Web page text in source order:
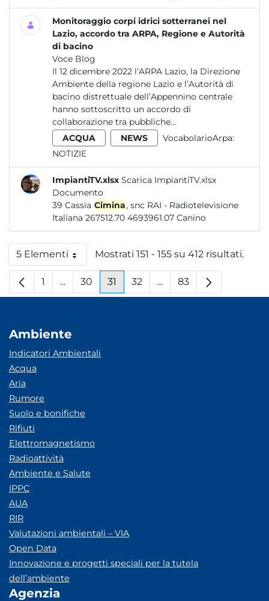
Monitoraggio corpi idrici sotterranei nel
Lazio, accordo tra ARPA, Regione e Autorità
di bacino
Voce Blog
Il 12 dicembre 2022 l’ARPA Lazio, la Direzione
Ambiente della regione Lazio e l’Autorità di
bacino distrettuale dell’Appennino centrale
hanno sottoscritto un accordo di
collaborazione tra pubbliche...
ACQUA
NEWS
VocabolarioArpa:
NOTIZIE
ImpiantiTV.xlsx Scarica ImpiantiTV.xlsx
Documento
39 Cassia Cimina, snc RAI - Radiotelevisione
Italiana 267512.70 4693961.07 Canino
5 ElementiPer paginaMostrati 151 - 155 su 412 risultati.
Pagina
1 ...Pagine intermedie
Pagina
30 Pagina
31 Pagina
32 ...Pagine intermedie
Pagina
83
Ambiente
Indicatori Ambientali
Acqua
Aria
Rumore
Suolo e bonifiche
Rifiuti
Elettromagnetismo
Radioattività
Ambiente e Salute
IPPC
AUA
RIR
Valutazioni ambientali – VIA
Open Data
Innovazione e progetti speciali per la tutela
dell’ambiente
Agenzia